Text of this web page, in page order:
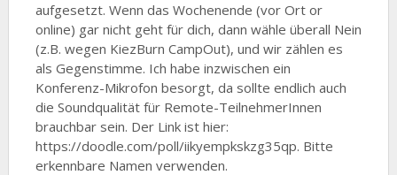
aufgesetzt. Wenn das Wochenende (vor Ort or
online) gar nicht geht für dich, dann wähle überall Nein
(z.B. wegen KiezBurn CampOut), und wir zählen es
als Gegenstimme. Ich habe inzwischen ein
Konferenz-Mikrofon besorgt, da sollte endlich auch
die Soundqualität für Remote-TeilnehmerInnen
brauchbar sein. Der Link ist hier:
https://doodle.com/poll/iikyempkskzg35qp. Bitte
erkennbare Namen verwenden.